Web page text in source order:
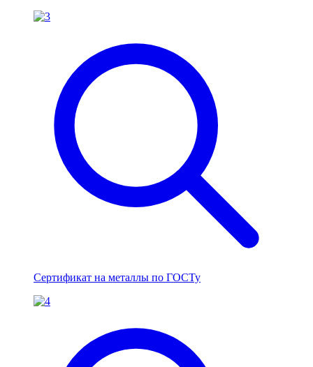
Сертификат на металлы по ГОСТу